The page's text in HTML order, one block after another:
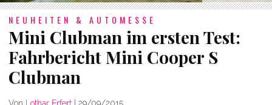
NEUHEITEN & AUTOMESSE
Mini Clubman im ersten Test:
Fahrbericht Mini Cooper S
Clubman
Von Lothar Erfert | 29/09/2015